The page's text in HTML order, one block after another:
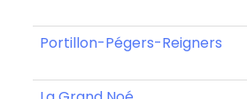
Portillon-Pégers-Reigners